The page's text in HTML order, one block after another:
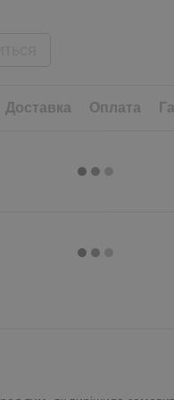
Доставка Оплата